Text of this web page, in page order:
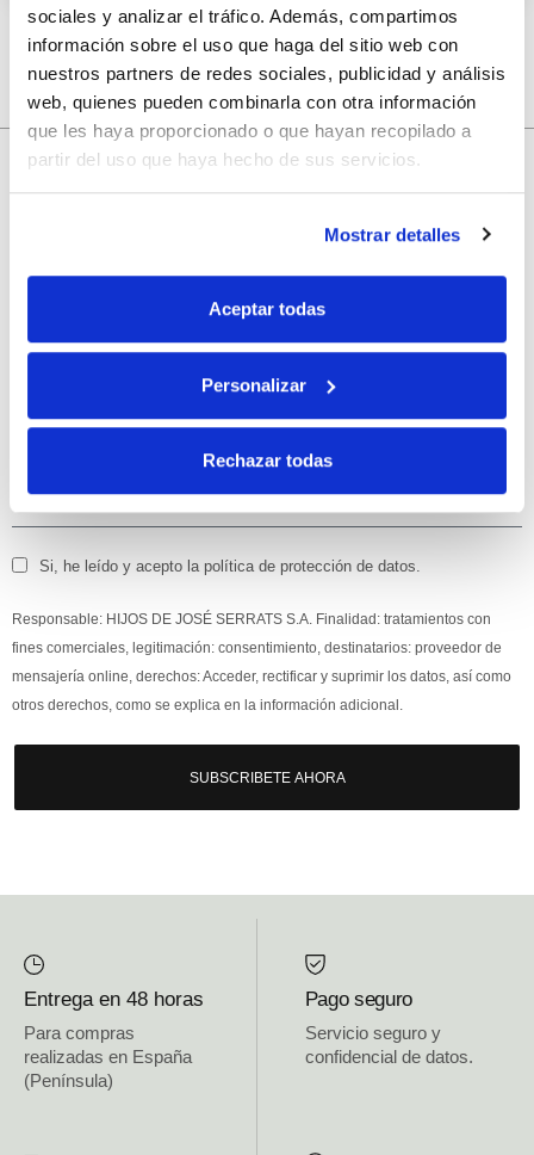
sociales y analizar el tráfico. Además, compartimos
información sobre el uso que haga del sitio web con
nuestros partners de redes sociales, publicidad y análisis
web, quienes pueden combinarla con otra información
que les haya proporcionado o que hayan recopilado a
partir del uso que haya hecho de sus servicios.
Mostrar detalles
Aceptar todas
Personalizar
Rechazar todas
10% de descuento
con tu primera compra.
un 10% de descuento en tu primera compra.
Si, he leído y acepto la política de protección de datos.
Responsable: HIJOS DE JOSÉ SERRATS S.A. Finalidad: tratamientos con
fines comerciales, legitimación: consentimiento, destinatarios: proveedor de
mensajería online, derechos: Acceder, rectificar y suprimir los datos, así como
otros derechos, como se explica en la información adicional.
SUBSCRIBETE AHORA
Entrega en 48 horas
Para compras
realizadas en España
(Península)
Pago seguro
Servicio seguro y
confidencial de datos.